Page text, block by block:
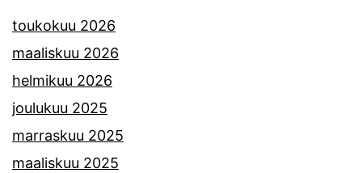
toukokuu 2026
maaliskuu 2026
helmikuu 2026
joulukuu 2025
marraskuu 2025
maaliskuu 2025